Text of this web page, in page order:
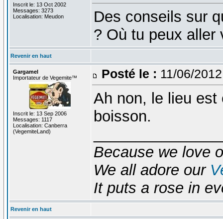
Inscrit le: 13 Oct 2002
Messages: 3273
Localisation: Meudon
Des conseils sur
? Où tu peux aller
Revenir en haut
Gargamel
Importateur de Vegemite™
Inscrit le: 13 Sep 2006
Messages: 1117
Localisation: Canberra
(VegemiteLand)
Posté le : 11/06/
Ah non, le lieu
boisson.
Because we love
We all adore our
It puts a rose in
Revenir en haut